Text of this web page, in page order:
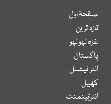
صفحۂ اول
تازہ ترین
غزہ لہو لہو
پاکستان
انٹر نیشنل
کھیل
انٹرٹینمنٹ